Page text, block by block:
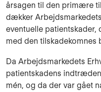
årsagen til den primære
dækker
eventuelle
med den tilskadekomnes
Da Arbejdsmarkedets
patientskadens
mén, og da der var gået